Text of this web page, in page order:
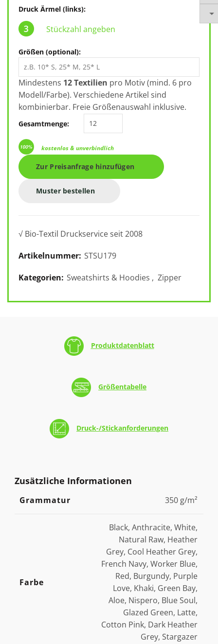
Druck Ärmel (links):
Stückzahl angeben
Größen (optional):
Mindestens 12 Textilien pro Motiv (mind. 6 pro
Modell/Farbe). Verschiedene Artikel sind
kombinierbar. Freie Größenauswahl inklusive.
Gesamtmenge:
kostenlos & unverbindlich
Muster bestellen
√ Bio-Textil Druckservice seit 2008
Artikelnummer: STSU179
Kategorien: Sweatshirts & Hoodies , Zipper
Produktdatenblatt
Größentabelle
Druck-/Stickanforderungen
Zusätzliche Informationen
Grammatur 350 g/m²
Farbe
Black, Anthracite, White,
Natural Raw, Heather
Grey, Cool Heather Grey,
French Navy, Worker Blue,
Red, Burgundy, Purple
Love, Khaki, Green Bay,
Aloe, Nispero, Blue Soul,
Glazed Green, Latte,
Cotton Pink, Dark Heather
Grey, Stargazer